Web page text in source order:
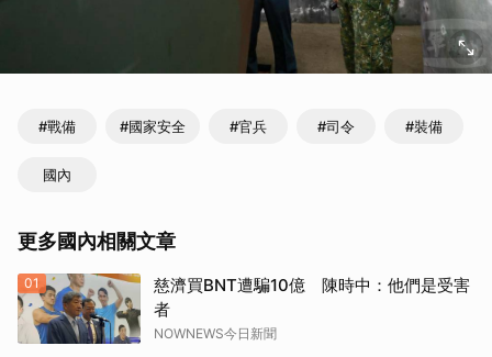
#戰備 #國家安全 #官兵 #司令 #裝備
國內
更多國內相關文章
01
慈濟買BNT遭騙10億 陳時中：他們是受害
者
NOWNEWS今日新聞